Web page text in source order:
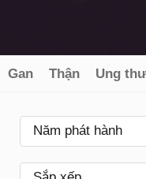
Gan Thận Ung thư